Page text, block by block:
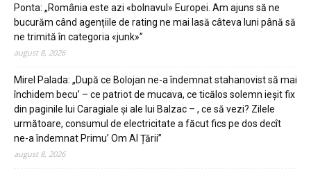
Ponta: „România este azi «bolnavul» Europei. Am ajuns să ne
bucurăm când agențiile de rating ne mai lasă câteva luni până să
ne trimită în categoria «junk»”
august 8, 2026
Mirel Palada: „După ce Bolojan ne-a îndemnat stahanovist să mai
închidem becu’ – ce patriot de mucava, ce ticălos solemn ieșit fix
din paginile lui Caragiale și ale lui Balzac – , ce să vezi? Zilele
următoare, consumul de electricitate a făcut fics pe dos decît
ne-a îndemnat Primu’ Om Al Țării”
august 8, 2026